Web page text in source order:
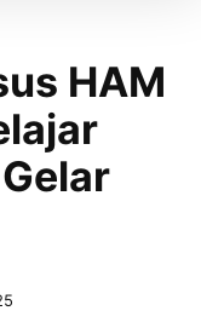
HAM